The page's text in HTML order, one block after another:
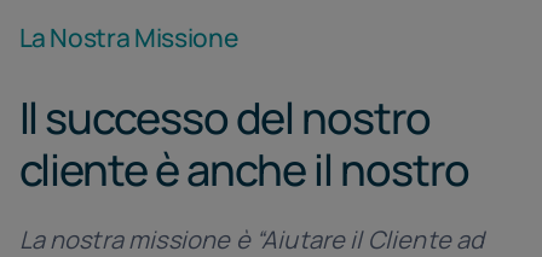
La Nostra Missione
Il successo del nostro
cliente è anche il nostro
La nostra missione è “Aiutare il Cliente ad